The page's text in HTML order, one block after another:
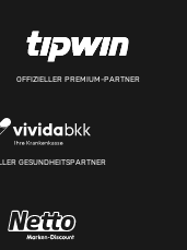
OFFIZIELLER PREMIUM-PARTNER
GESUNDHEITSPARTNER